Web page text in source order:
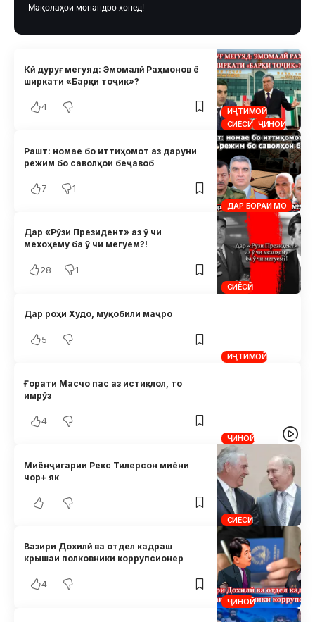
Мақолаҳои монандро хонед!
ИҶТИМОӢ
СИЁСӢ
ҶИНОӢ
Кӣ дуруғ мегуяд: Эмомалӣ Раҳмонов ё
ширкати «Барқи тоҷик»?
4
ДАР БОРАИ МО
Рашт: номае бо иттиҳомот аз даруни
режим бо саволҳои беҷавоб
7 1
СИЁСӢ
Дар «Рӯзи Президент» аз ӯ чи
мехоҳему ба ӯ чи мегуем?!
28 1
ИҶТИМОӢ
Дар роҳи Худо, муқобили маҷро
5
ҶИНОӢ
Ғорати Масчо пас аз истиқлол, то
имрӯз
4
СИЁСӢ
Миёнҷигарии Рекс Тилерсон миёни
чор+ як
ҶИНОӢ
Вазири Дохилӣ ва отдел кадраш
крышаи полковники коррупсионер
4